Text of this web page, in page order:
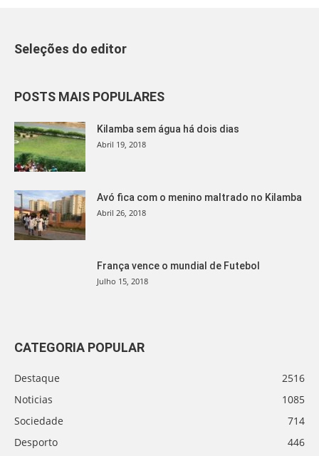
Seleções do editor
POSTS MAIS POPULARES
Kilamba sem água há dois dias
Abril 19, 2018
Avó fica com o menino maltrado no Kilamba
Abril 26, 2018
França vence o mundial de Futebol
Julho 15, 2018
CATEGORIA POPULAR
Destaque
2516
Noticias
1085
Sociedade
714
Desporto
446